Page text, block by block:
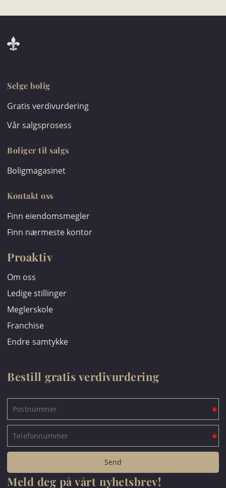
Selge bolig
Gratis verdivurdering
Vår salgsprosess
Boliger til salgs
Boligmagasinet
Kontakt oss
Finn eiendomsmegler
Finn nærmeste kontor
Proaktiv
Om oss
Ledige stillinger
Meglerskole
Franchise
Endre samtykke
Bestill gratis verdivurdering
Meld deg på vårt nyhetsbrev!